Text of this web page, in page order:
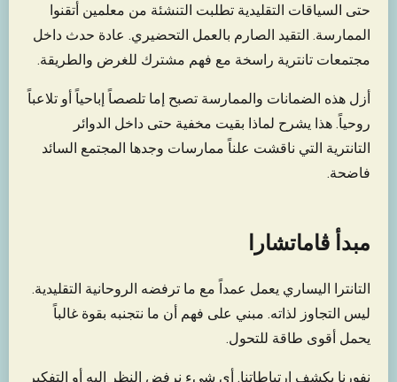
حتى السياقات التقليدية تطلبت التنشئة من معلمين أتقنوا
الممارسة. التقيد الصارم بالعمل التحضيري. عادة حدث داخل
مجتمعات تانترية راسخة مع فهم مشترك للغرض والطريقة.
أزل هذه الضمانات والممارسة تصبح إما تلصصاً إباحياً أو تلاعباً
روحياً. هذا يشرح لماذا بقيت مخفية حتى داخل الدوائر
التانترية التي ناقشت علناً ممارسات وجدها المجتمع السائد
فاضحة.
مبدأ ڤاماتشارا
التانترا اليساري يعمل عمداً مع ما ترفضه الروحانية التقليدية.
ليس التجاوز لذاته. مبني على فهم أن ما نتجنبه بقوة غالباً
يحمل أقوى طاقة للتحول.
نفورنا يكشف ارتباطاتنا. أي شيء نرفض النظر إليه أو التفكير